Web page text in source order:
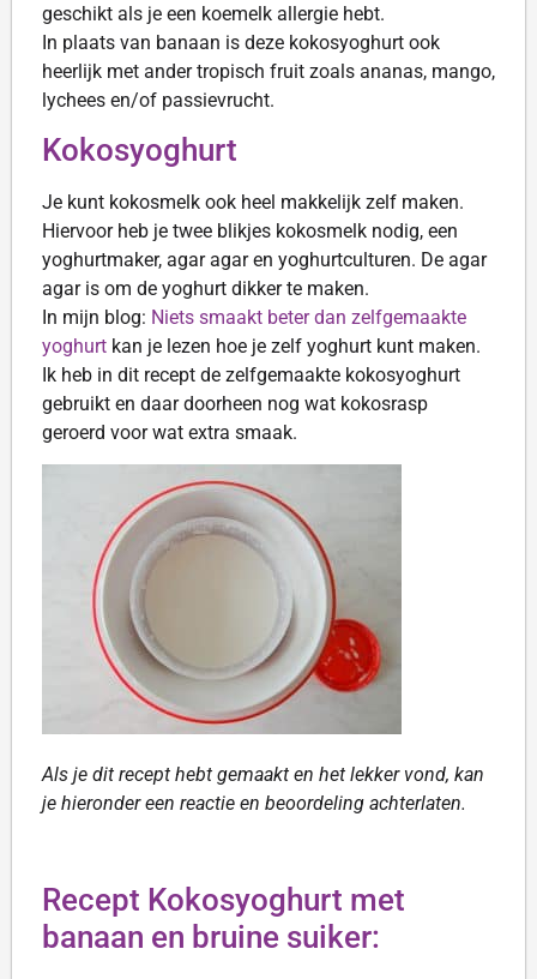
geschikt als je een koemelk allergie hebt.
In plaats van banaan is deze kokosyoghurt ook
heerlijk met ander tropisch fruit zoals ananas, mango,
lychees en/of passievrucht.
Kokosyoghurt
Je kunt kokosmelk ook heel makkelijk zelf maken.
Hiervoor heb je twee blikjes kokosmelk nodig, een
yoghurtmaker, agar agar en yoghurtculturen. De agar
agar is om de yoghurt dikker te maken.
In mijn blog: Niets smaakt beter dan zelfgemaakte
yoghurt kan je lezen hoe je zelf yoghurt kunt maken.
Ik heb in dit recept de zelfgemaakte kokosyoghurt
gebruikt en daar doorheen nog wat kokosrasp
geroerd voor wat extra smaak.
Als je dit recept hebt gemaakt en het lekker vond, kan
je hieronder een reactie en beoordeling achterlaten.
Recept Kokosyoghurt met
banaan en bruine suiker: